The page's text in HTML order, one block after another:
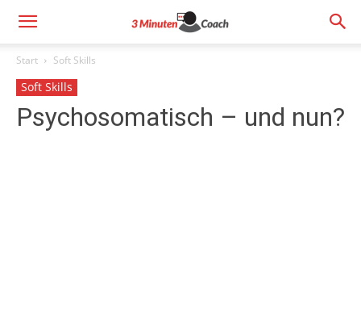
Start Soft Skills
Soft Skills
Psychosomatisch – und nun?